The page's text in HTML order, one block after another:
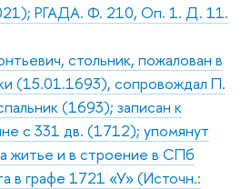
РГАДА. Ф. 210, Оп. 1. Д. 11.
стольник, пожалован в
(15.01.1693), сопровождал П.
(1693); записан к
с 331 дв. (1712); упомянут
житье и в строение в СПб
в графе 1721 «У» (Источн.: